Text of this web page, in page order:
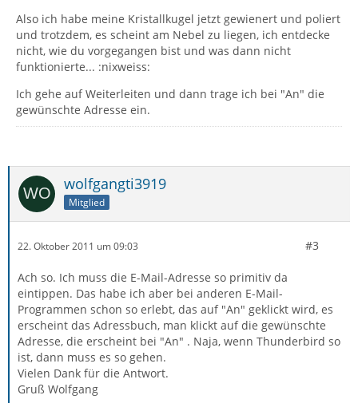
Also ich habe meine Kristallkugel jetzt gewienert und poliert
und trotzdem, es scheint am Nebel zu liegen, ich entdecke
nicht, wie du vorgegangen bist und was dann nicht
funktionierte... :nixweiss:
Ich gehe auf Weiterleiten und dann trage ich bei "An" die
gewünschte Adresse ein.
wolfgangti3919
Mitglied
22. Oktober 2011 um 09:03 #3
Ach so. Ich muss die E-Mail-Adresse so primitiv da
eintippen. Das habe ich aber bei anderen E-Mail-
Programmen schon so erlebt, das auf "An" geklickt wird, es
erscheint das Adressbuch, man klickt auf die gewünschte
Adresse, die erscheint bei "An" . Naja, wenn Thunderbird so
ist, dann muss es so gehen.
Vielen Dank für die Antwort.
Gruß Wolfgang